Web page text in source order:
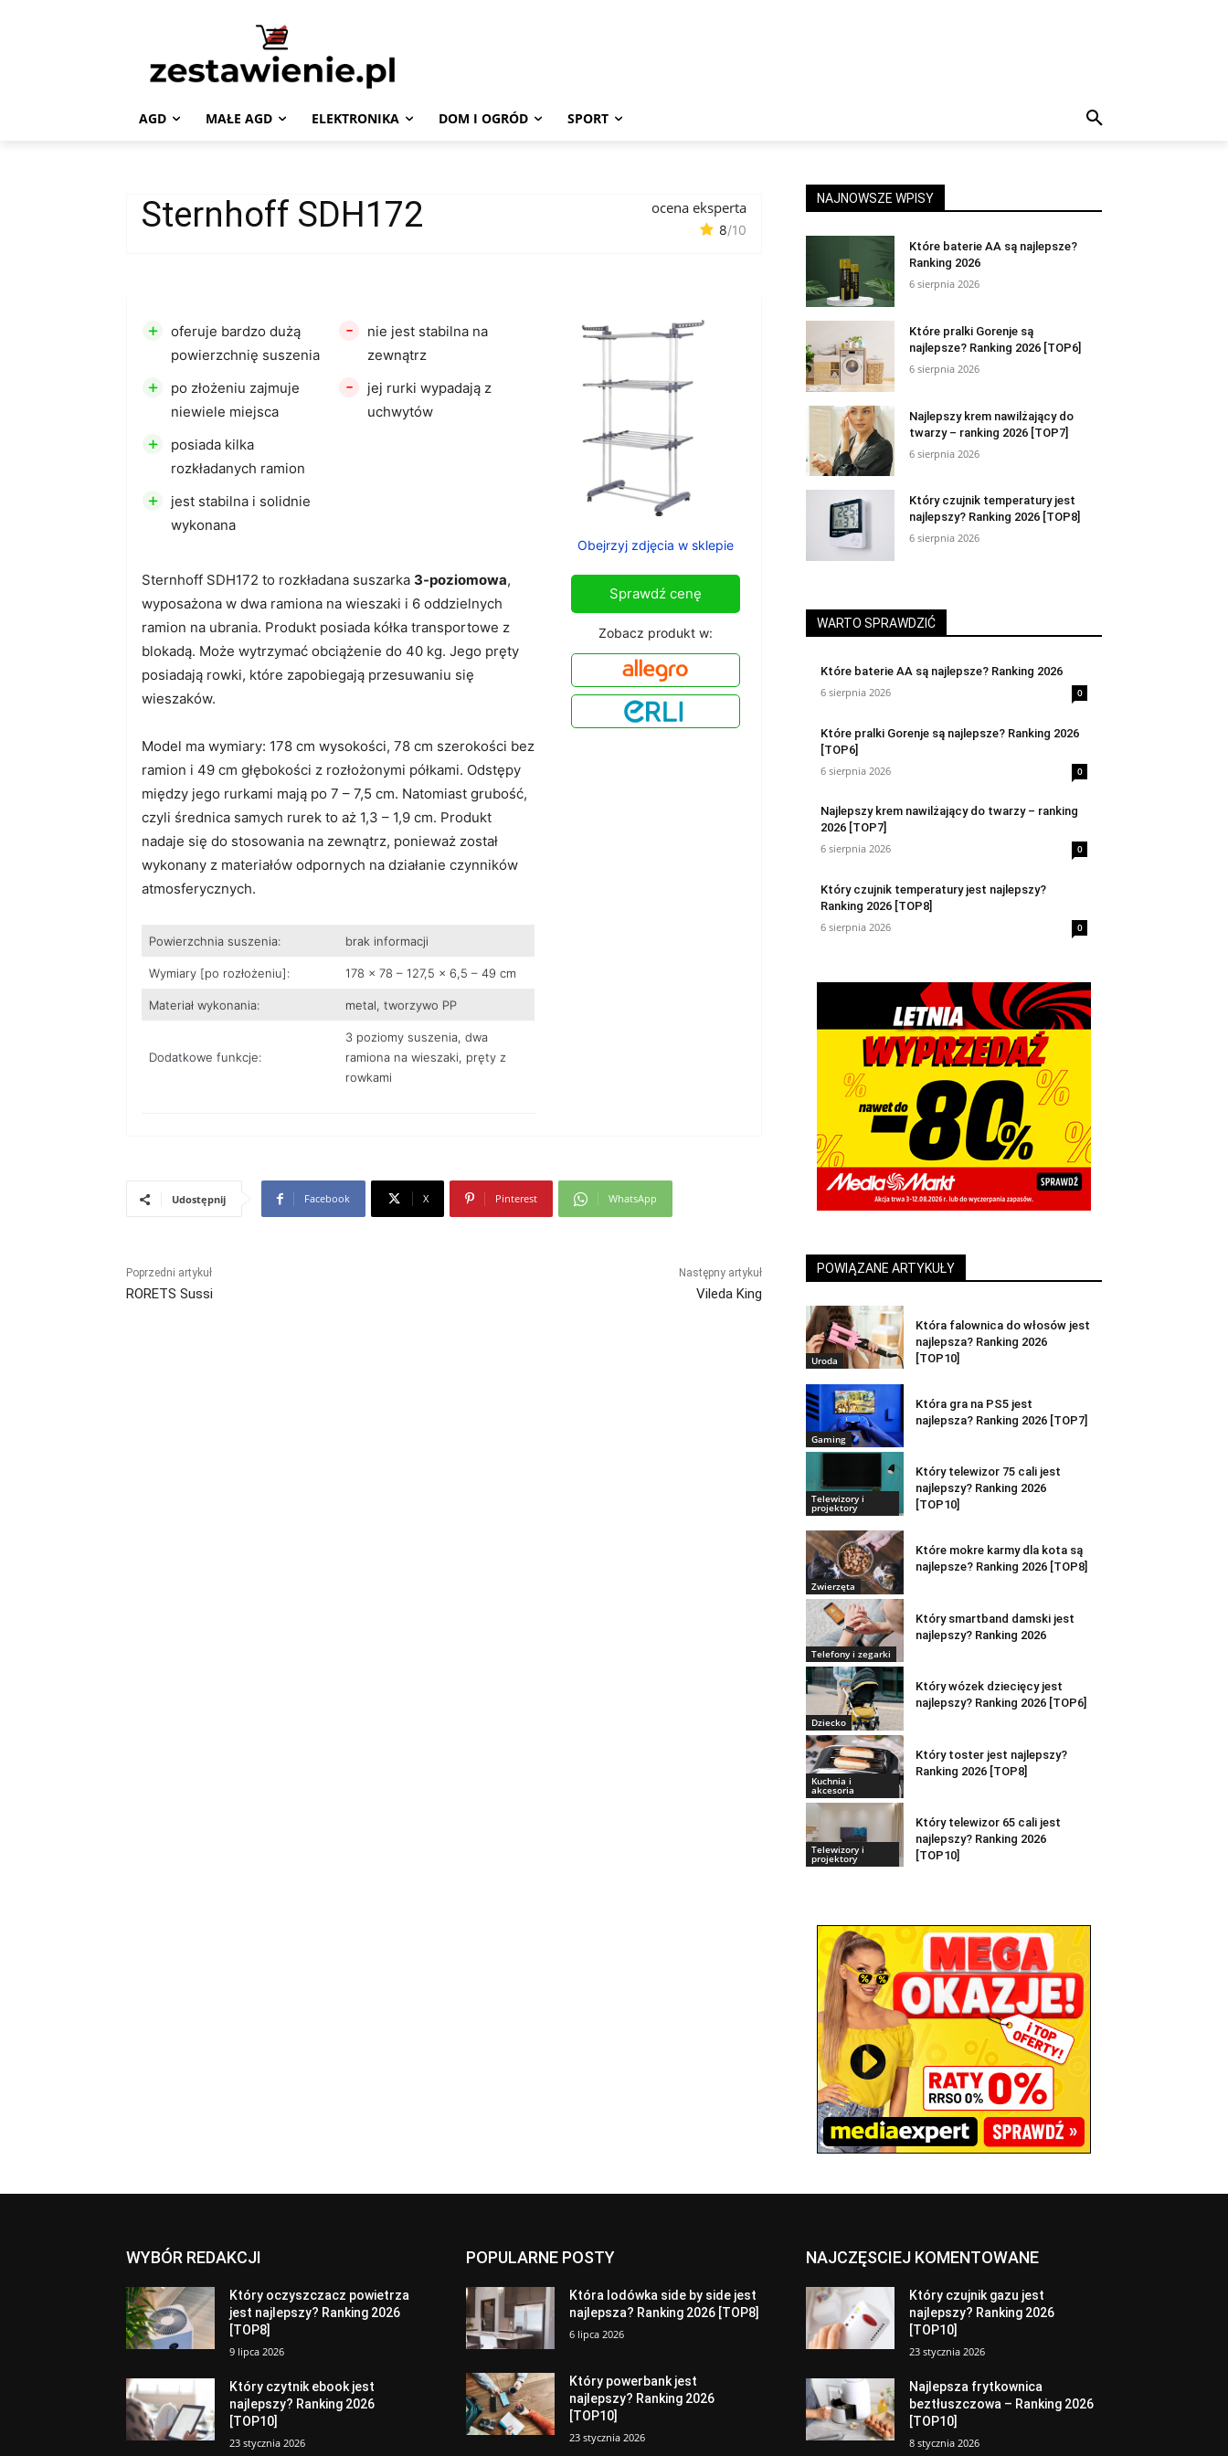
AGD MAŁE AGD ELEKTRONIKA DOM I OGRÓD SPORT
Sternhoff SDH172 ocena eksperta
8/10
Sternhoff SDH172 to rozkładana suszarka 3-poziomowa,
wyposażona w dwa ramiona na wieszaki i 6 oddzielnych
ramion na ubrania. Produkt posiada kółka transportowe z
blokadą. Może wytrzymać obciążenie do 40 kg. Jego pręty
posiadają rowki, które zapobiegają przesuwaniu się
wieszaków.
Model ma wymiary: 178 cm wysokości, 78 cm szerokości bez
ramion i 49 cm głębokości z rozłożonymi półkami. Odstępy
między jego rurkami mają po 7 – 7,5 cm. Natomiast grubość,
czyli średnica samych rurek to aż 1,3 – 1,9 cm. Produkt
nadaje się do stosowania na zewnątrz, ponieważ został
wykonany z materiałów odpornych na działanie czynników
atmosferycznych.
Powierzchnia suszenia: brak informacji
Wymiary [po rozłożeniu]: 178 x 78 – 127,5 x 6,5 – 49 cm
Materiał wykonania: metal, tworzywo PP
Dodatkowe funkcje:
3 poziomy suszenia, dwa
ramiona na wieszaki, pręty z
rowkami
+
oferuje bardzo dużą
powierzchnię suszenia
+
po złożeniu zajmuje
niewiele miejsca
+
posiada kilka
rozkładanych ramion
+
jest stabilna i solidnie
wykonana
-
nie jest stabilna na
zewnątrz
-
jej rurki wypadają z
uchwytów
Obejrzyj zdjęcia w sklepie
Sprawdź cenę
Zobacz produkt w:
Udostępnij Facebook X Pinterest WhatsApp
Poprzedni artykuł
RORETS Sussi
Następny artykuł
Vileda King
NAJNOWSZE WPISY
Które baterie AA są najlepsze?
Ranking 2026
6 sierpnia 2026
Które pralki Gorenje są
najlepsze? Ranking 2026 [TOP6]
6 sierpnia 2026
Najlepszy krem nawilżający do
twarzy – ranking 2026 [TOP7]
6 sierpnia 2026
Który czujnik temperatury jest
najlepszy? Ranking 2026 [TOP8]
6 sierpnia 2026
WARTO SPRAWDZIĆ
Które baterie AA są najlepsze? Ranking 2026
6 sierpnia 2026
0
Które pralki Gorenje są najlepsze? Ranking 2026
[TOP6]
6 sierpnia 2026
0
Najlepszy krem nawilżający do twarzy – ranking
2026 [TOP7]
6 sierpnia 2026
0
Który czujnik temperatury jest najlepszy?
Ranking 2026 [TOP8]
6 sierpnia 2026
0
POWIĄZANE ARTYKUŁY
Uroda
Która falownica do włosów jest
najlepsza? Ranking 2026
[TOP10]
Gaming
Która gra na PS5 jest
najlepsza? Ranking 2026 [TOP7]
Telewizory i
projektory
Który telewizor 75 cali jest
najlepszy? Ranking 2026
[TOP10]
Zwierzęta
Które mokre karmy dla kota są
najlepsze? Ranking 2026 [TOP8]
Telefony i zegarki
Który smartband damski jest
najlepszy? Ranking 2026
Dziecko
Który wózek dziecięcy jest
najlepszy? Ranking 2026 [TOP6]
Kuchnia i
akcesoria
Który toster jest najlepszy?
Ranking 2026 [TOP8]
Telewizory i
projektory
Który telewizor 65 cali jest
najlepszy? Ranking 2026
[TOP10]
WYBÓR REDAKCJI
Który oczyszczacz powietrza
jest najlepszy? Ranking 2026
[TOP8]
9 lipca 2026
Który czytnik ebook jest
najlepszy? Ranking 2026
[TOP10]
23 stycznia 2026
POPULARNE POSTY
Która lodówka side by side jest
najlepsza? Ranking 2026 [TOP8]
6 lipca 2026
Który powerbank jest
najlepszy? Ranking 2026
[TOP10]
23 stycznia 2026
NAJCZĘSCIEJ KOMENTOWANE
Który czujnik gazu jest
najlepszy? Ranking 2026
[TOP10]
23 stycznia 2026
Najlepsza frytkownica
beztłuszczowa – Ranking 2026
[TOP10]
8 stycznia 2026